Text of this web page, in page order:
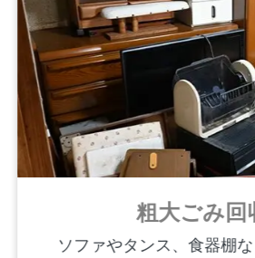
粗大ごみ回
ソファやタンス、食器棚